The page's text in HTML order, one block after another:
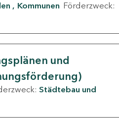
Kommunen Förderzweck:
und
Städtebau und